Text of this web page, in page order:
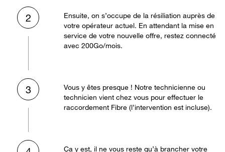
2
Ensuite, on s’occupe de la résiliation auprès de
votre opérateur actuel. En attendant la mise en
service de votre nouvelle offre, restez connecté
avec 200Go/mois.
3
Vous y êtes presque ! Notre technicienne ou
technicien vient chez vous pour effectuer le
raccordement Fibre (l’intervention est incluse).
Ça y est, il ne vous reste qu’à brancher votre